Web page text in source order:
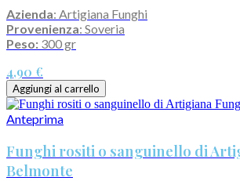
Azienda: Artigiana Funghi
Provenienza: Soveria
Peso: 300 gr
4,90 €
Aggiungi al carrello
Anteprima
Funghi rositi o sanguinello di
Belmonte